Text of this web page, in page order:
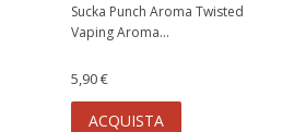
Sucka Punch Aroma Twisted
Vaping Aroma...
5,90 €
ACQUISTA